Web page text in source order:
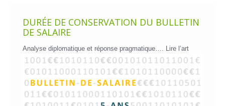
DURÉE DE CONSERVATION DU BULLETIN
DE SALAIRE
Analyse diplomatique et réponse pragmatique…. Lire l’art